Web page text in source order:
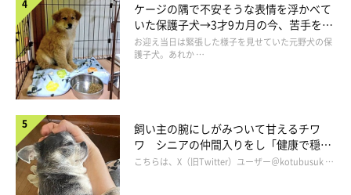
ケージの隅で不安そうな表情を浮かべて
いた保護子犬→3才9カ月の今、苦手を克
服し頼もしいコに成長！
お迎え当日は緊張した様子を見せていた元野犬の保
護子犬。あれか …
飼い主の腕にしがみついて甘えるチワ
ワ シニアの仲間入りをし「健康で穏や
かな暮らしが続いてほしい」と願う
こちらは、X（旧Twitter）ユーザー＠kotubusuk …